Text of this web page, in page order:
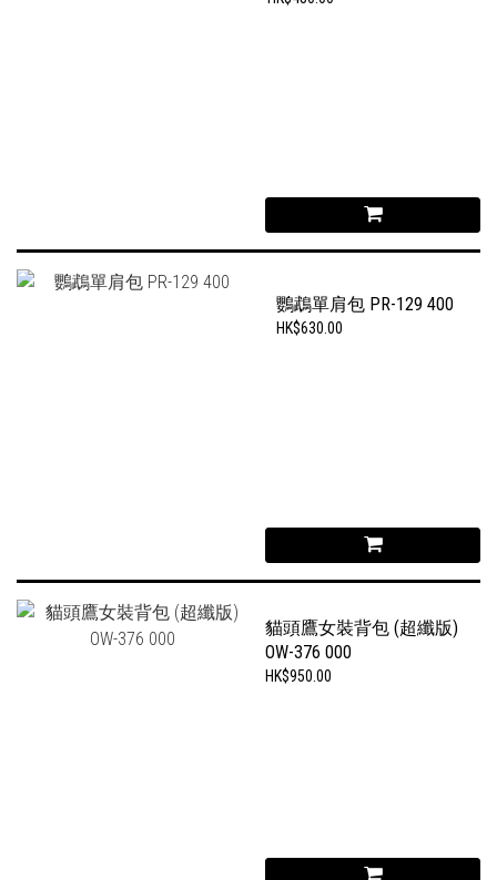
鸚鵡單肩包 PR-129 400
HK$630.00
貓頭鷹女裝背包 (超纖版)
OW-376 000
HK$950.00